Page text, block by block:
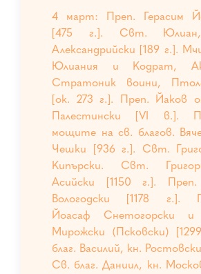
4 март: Преп. Герасим
[475 г.]. Свт.
Александрийски [189 г.].
Юлиания и Кодрат,
Стратоник воини,
[ок. 273 г.]. Преп. Йаков
Палестински [VI в.].
мощите на св. благов.
Чешки [936 г.]. Свт.
Кипърски. Свт.
Асийски [1150 г.]. Преп.
Вологодски [1178 г.].
Йоасаф Снетогорски и
Мирожски (Псковски)
благ. Василий, кн.
Св. благ. Даниил, кн.